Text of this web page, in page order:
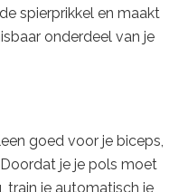
spierprikkel en maakt
onderdeel van je
goed voor je biceps,
je je pols moet
train je automatisch je